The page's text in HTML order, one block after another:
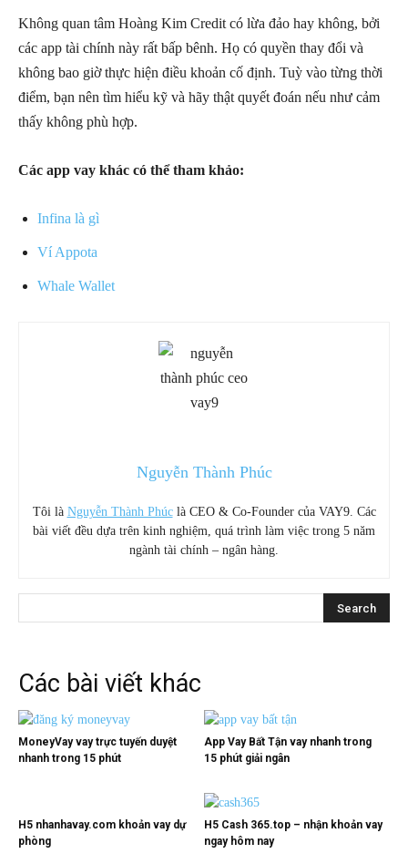
Không quan tâm Hoàng Kim Credit có lừa đảo hay không, bởi
các app tài chính này rất bấp bênh. Họ có quyền thay đổi và
không bao giờ thực hiện điều khoản cố định. Tuỳ vào từng thời
điểm, bạn nên tìm hiểu kỹ và hãy thật quyết đoán nếu như cảm
thấy không phù hợp.
Các app vay khác có thể tham khảo:
Infina là gì
Ví Appota
Whale Wallet
Nguyễn Thành Phúc
Tôi là Nguyễn Thành Phúclà CEO & Co-Founder của VAY9. Các
bài viết đều dựa trên kinh nghiệm, quá trình làm việc trong 5 năm
ngành tài chính – ngân hàng.
Các bài viết khác
MoneyVay vay trực tuyến duyệt
nhanh trong 15 phút
App Vay Bất Tận vay nhanh trong
15 phút giải ngân
H5 nhanhavay.com khoản vay dự
phòng
H5 Cash 365.top – nhận khoản vay
ngay hôm nay